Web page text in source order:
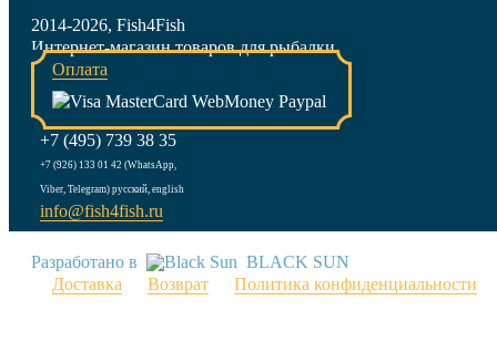
2014-2026, Fish4Fish
Интернет-магазин товаров для рыбалки
Оплата
+7 (495) 739 38 35
+7 (926) 133 01 42 (WhatsApp,
Viber, Telegram) русский, english
info@fish4fish.ru
Разработано в
BLACK SUN
Доставка
Возврат Политика конфиденциальности